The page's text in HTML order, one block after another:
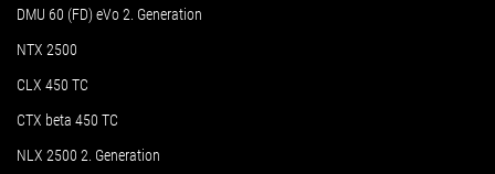
DMU 60 (FD) eVo 2. Generation
NTX 2500
CLX 450 TC
CTX beta 450 TC
NLX 2500 2. Generation